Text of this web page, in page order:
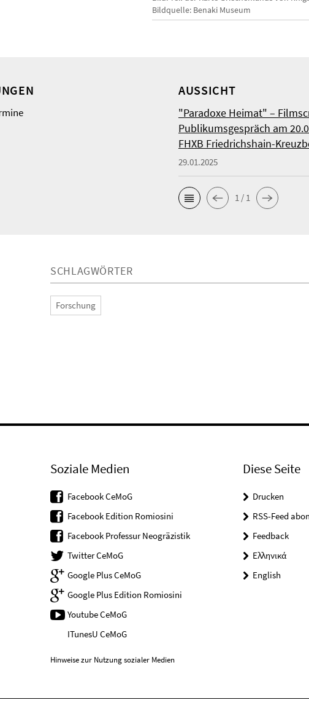
Bildquelle: Benaki Museum
AUSSICHT
"Paradoxe Heimat" –
Publikumsgespräch am
FHXB Friedrichshain-
29.01.2025
1 / 1
SCHLAGWÖRTER
Forschung
Soziale Medien
Facebook CeMoG
Facebook Edition Romiosini
Facebook Professur Neogräzistik
Twitter CeMoG
Google Plus CeMoG
Google Plus Edition Romiosini
Youtube CeMoG
ITunesU CeMoG
Hinweise zur Nutzung sozialer Medien
Diese Seite
Drucken
RSS-Feed
Feedback
Ελληνικά
English